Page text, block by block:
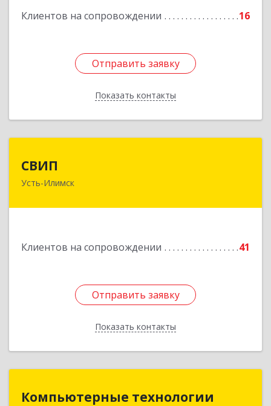
Клиентов на сопровождении 16
Отправить заявку
Показать контакты
Отправить заявку
Назад
СВИП
Усть-Илимск
Клиентов на сопровождении 41
Отправить заявку
Показать контакты
666685, Иркутская обл, Усть-Илимск г,
Отправить заявку
Назад
Компьютерные технологии